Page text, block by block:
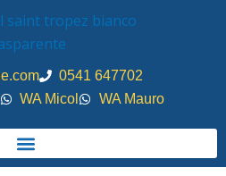
0541 647702
WA Micol WA Mauro